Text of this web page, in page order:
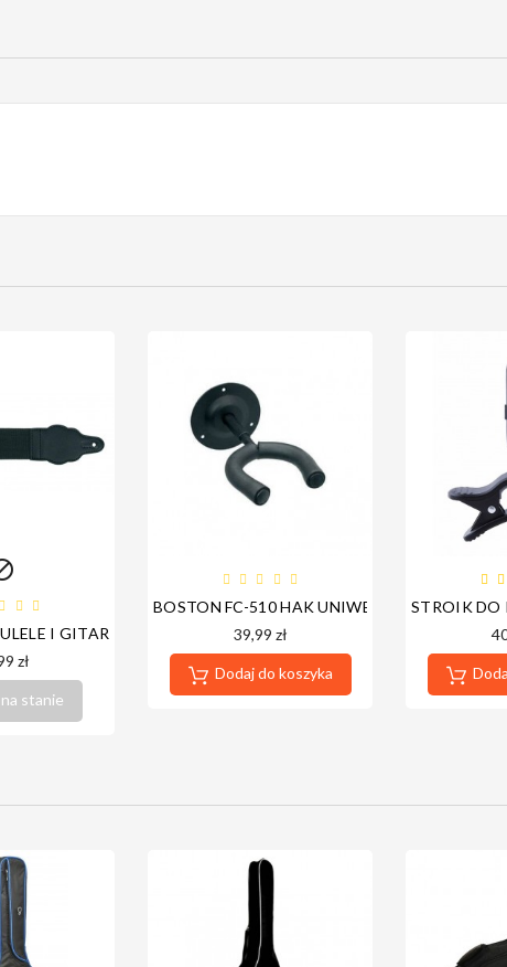
- DOSTĘP ROCZNY
I GITAR BOSTON
zł
stanie
BOSTON FC-510 HAK UNIWERSALNY DO
39,99 zł
Dodaj do koszyka
STROIK DO